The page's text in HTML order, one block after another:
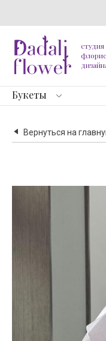
студия
Букеты
Вернуться на